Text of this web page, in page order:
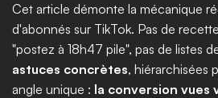
Cet article démonte la mécanique
d'abonnés sur TikTok. Pas de
"postez à 18h47 pile", pas de listes
astuces concrètes, hiérarchisées
angle unique : la conversion vues